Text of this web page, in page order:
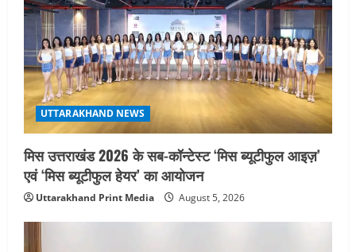
UTTARAKHAND NEWS
मिस उत्तराखंड 2026 के सब-कॉन्टेस्ट ‘मिस ब्यूटीफुल आइज़’
एवं ‘मिस ब्यूटीफुल हेयर’ का आयोजन
Uttarakhand Print Media August 5, 2026